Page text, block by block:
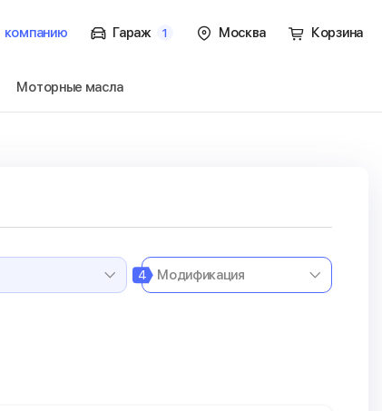
компанию Гараж 1 Москва Корзина
Моторные масла
4